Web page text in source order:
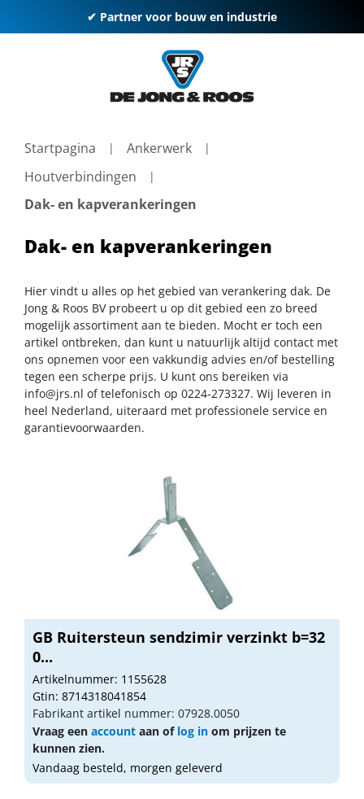
✔ Partner voor bouw en industrie
Startpagina
Ankerwerk
Houtverbindingen
Dak- en kapverankeringen
Dak- en kapverankeringen
Hier vindt u alles op het gebied van verankering dak. De
Jong & Roos BV probeert u op dit gebied een zo breed
mogelijk assortiment aan te bieden. Mocht er toch een
artikel ontbreken, dan kunt u natuurlijk altijd contact met
ons opnemen voor een vakkundig advies en/of bestelling
tegen een scherpe prijs. U kunt ons bereiken via
info@jrs.nl of telefonisch op 0224-273327. Wij leveren in
heel Nederland, uiteraard met professionele service en
garantievoorwaarden.
GB Ruitersteun sendzimir verzinkt b=32
0...
Artikelnummer: 1155628
Gtin: 8714318041854
Fabrikant artikel nummer: 07928.0050
Vraag een account aan of log in om prijzen te
kunnen zien.
Vandaag besteld, morgen geleverd